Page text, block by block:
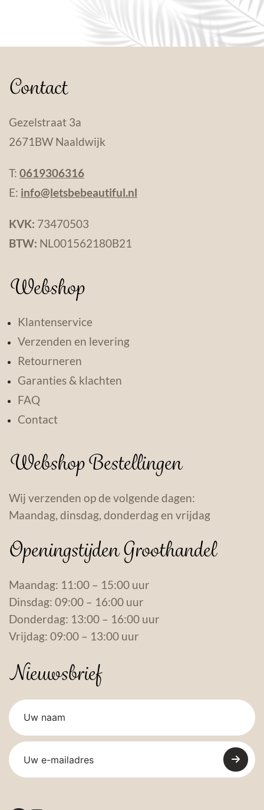
Contact
Gezelstraat 3a
2671BW Naaldwijk
T: 0619306316
E: info@letsbebeautiful.nl
KVK: 73470503
BTW: NL001562180B21
Webshop
Klantenservice
Verzenden en levering
Retourneren
Garanties & klachten
FAQ
Contact
Webshop Bestellingen
Wij verzenden op de volgende dagen:
Maandag, dinsdag, donderdag en vrijdag
Openingstijden Groothandel
Maandag: 11:00 – 15:00 uur
Dinsdag: 09:00 – 16:00 uur
Donderdag: 13:00 – 16:00 uur
Vrijdag: 09:00 – 13:00 uur
Nieuwsbrief